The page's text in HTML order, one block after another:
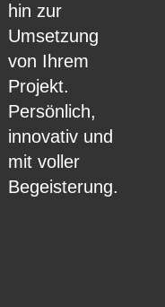
hin zur
Umsetzung
von Ihrem
Projekt.
Persönlich,
innovativ und
mit voller
Begeisterung.